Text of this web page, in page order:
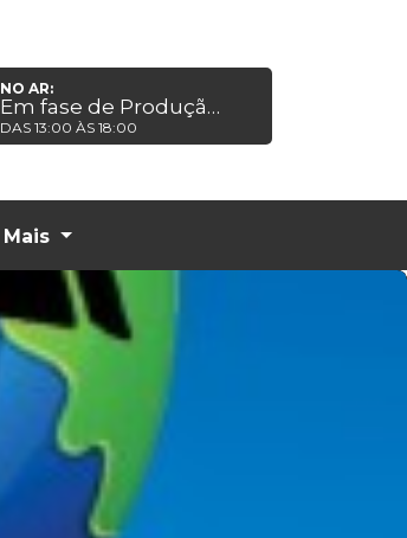
NO AR:
Em fase de Produção em breve,estarás ao publico!
DAS 13:00 ÀS 18:00
Mais